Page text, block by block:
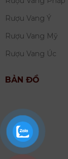
Rượu Vang Ý
Rượu Vang Mỹ
Rượu Vang Úc
BẢN ĐỒ